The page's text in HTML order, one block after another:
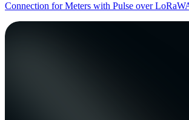
Connection for Meters with Pulse over